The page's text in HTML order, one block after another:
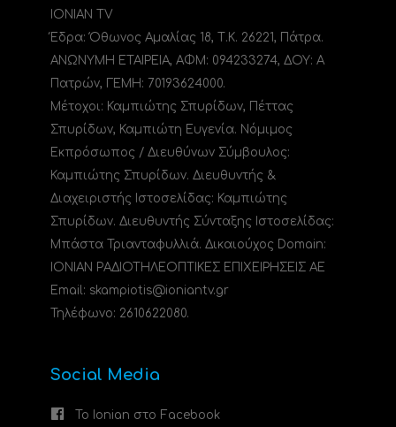
IONIAN TV
Έδρα: Όθωνος Αμαλίας 18, Τ.Κ. 26221, Πάτρα.
ΑΝΩΝΥΜΗ ΕΤΑΙΡΕΙΑ, ΑΦΜ: 094233274, ΔΟΥ: A
Πατρών, ΓΕΜΗ: 70193624000.
Μέτοχοι: Καμπιώτης Σπυρίδων, Πέττας
Σπυρίδων, Καμπιώτη Ευγενία. Νόμιμος
Εκπρόσωπος / Διευθύνων Σύμβουλος:
Καμπιώτης Σπυρίδων. Διευθυντής &
Διαχειριστής Ιστοσελίδας: Καμπιώτης
Σπυρίδων. Διευθυντής Σύνταξης Ιστοσελίδας:
Μπάστα Τριανταφυλλιά. Δικαιούχος Domain:
ΙΟΝΙΑΝ ΡΑΔΙΟΤΗΛΕΟΠΤΙΚΕΣ ΕΠΙΧΕΙΡΗΣΕΙΣ ΑΕ
Email: skampiotis@ioniantv.gr
Τηλέφωνο: 2610622080.
Social Media
Το Ionian στο Facebook